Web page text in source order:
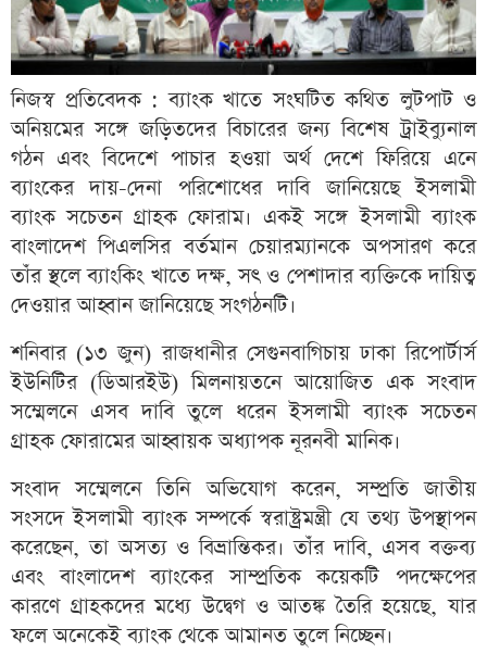
নিজস্ব প্রতিবেদক : ব্যাংক খাতে সংঘটিত কথিত লুটপাট ও
অনিয়মের সঙ্গে জড়িতদের বিচারের জন্য বিশেষ ট্রাইব্যুনাল
গঠন এবং বিদেশে পাচার হওয়া অর্থ দেশে ফিরিয়ে এনে
ব্যাংকের দায়-দেনা পরিশোধের দাবি জানিয়েছে ইসলামী
ব্যাংক সচেতন গ্রাহক ফোরাম। একই সঙ্গে ইসলামী ব্যাংক
বাংলাদেশ পিএলসির বর্তমান চেয়ারম্যানকে অপসারণ করে
তাঁর স্থলে ব্যাংকিং খাতে দক্ষ, সৎ ও পেশাদার ব্যক্তিকে দায়িত্ব
দেওয়ার আহ্বান জানিয়েছে সংগঠনটি।
শনিবার (১৩ জুন) রাজধানীর সেগুনবাগিচায় ঢাকা রিপোর্টার্স
ইউনিটির (ডিআরইউ) মিলনায়তনে আয়োজিত এক সংবাদ
সম্মেলনে এসব দাবি তুলে ধরেন ইসলামী ব্যাংক সচেতন
গ্রাহক ফোরামের আহ্বায়ক অধ্যাপক নূরনবী মানিক।
সংবাদ সম্মেলনে তিনি অভিযোগ করেন, সম্প্রতি জাতীয়
সংসদে ইসলামী ব্যাংক সম্পর্কে স্বরাষ্ট্রমন্ত্রী যে তথ্য উপস্থাপন
করেছেন, তা অসত্য ও বিভ্রান্তিকর। তাঁর দাবি, এসব বক্তব্য
এবং বাংলাদেশ ব্যাংকের সাম্প্রতিক কয়েকটি পদক্ষেপের
কারণে গ্রাহকদের মধ্যে উদ্বেগ ও আতঙ্ক তৈরি হয়েছে, যার
ফলে অনেকেই ব্যাংক থেকে আমানত তুলে নিচ্ছেন।